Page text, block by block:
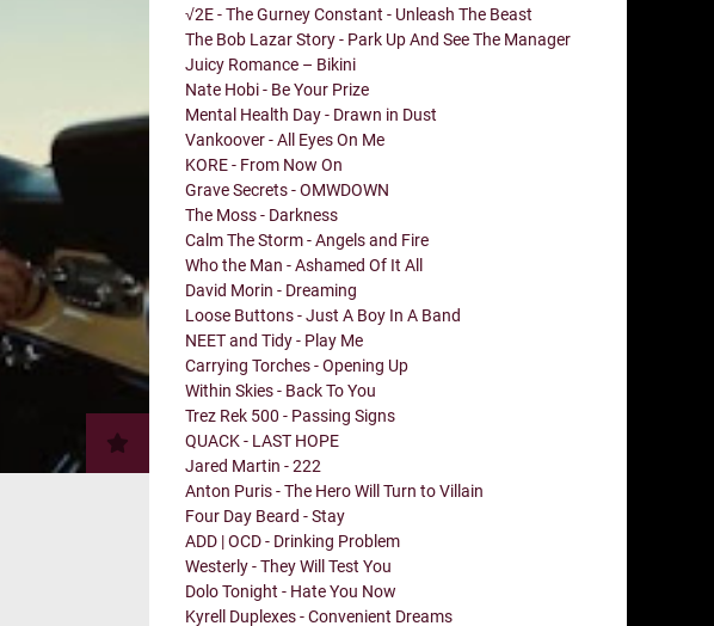
√2E - The Gurney Constant - Unleash The Beast
The Bob Lazar Story - Park Up And See The Manager
Juicy Romance – Bikini
Nate Hobi - Be Your Prize
Mental Health Day - Drawn in Dust
Vankoover - All Eyes On Me
KORE - From Now On
Grave Secrets - OMWDOWN
The Moss - Darkness
Calm The Storm - Angels and Fire
Who the Man - Ashamed Of It All
David Morin - Dreaming
Loose Buttons - Just A Boy In A Band
NEET and Tidy - Play Me
Carrying Torches - Opening Up
Within Skies - Back To You
Trez Rek 500 - Passing Signs
QUACK - LAST HOPE
Jared Martin - 222
Anton Puris - The Hero Will Turn to Villain
Four Day Beard - Stay
ADD | OCD - Drinking Problem
Westerly - They Will Test You
Dolo Tonight - Hate You Now
Kyrell Duplexes - Convenient Dreams